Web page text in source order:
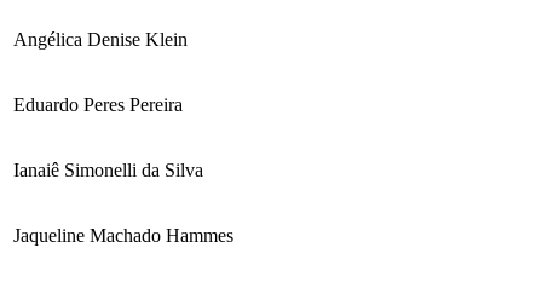
Angélica Denise Klein
Eduardo Peres Pereira
Ianaiê Simonelli da Silva
Jaqueline Machado Hammes